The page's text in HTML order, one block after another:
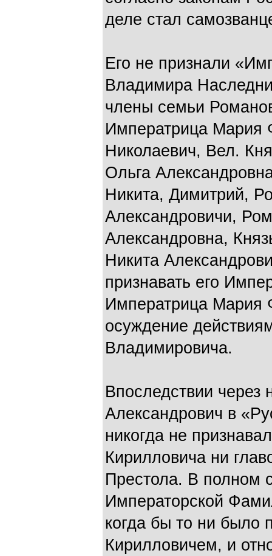
деле стал
Его не признали
Владимира
члены семьи
Императрица Мария
Николаевич, Вел.
Ольга
Никита, Димитрий,
Александровичи,
Александровна,
Никита
признавать его
Императрица Мария
осуждение
Владимировича.
Впоследствии через
Александрович в
никогда не
Кирилловича ни
Престола. В полном
Императорской
когда бы то ни было
Кирилловичем, и